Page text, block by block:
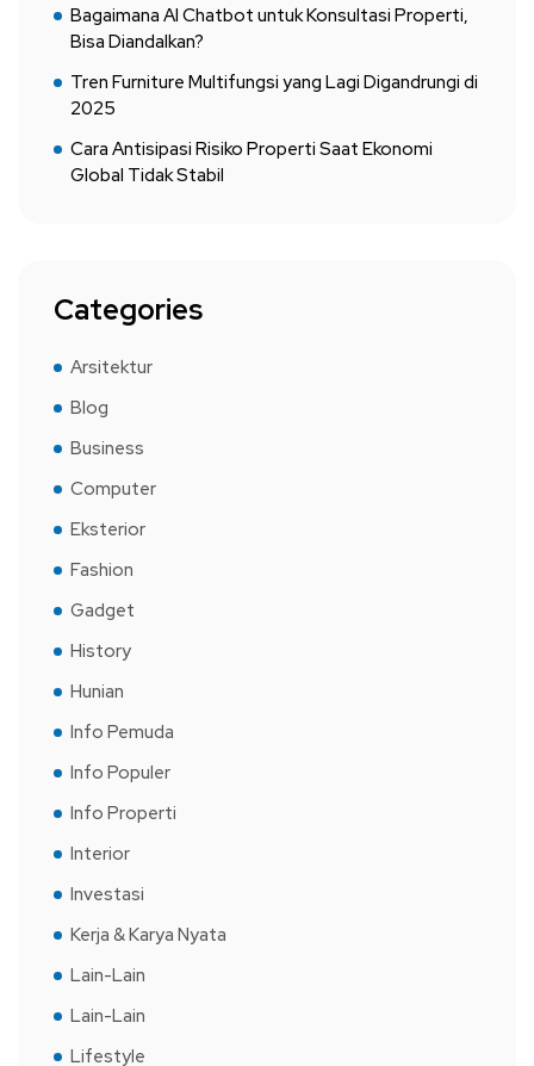
Bagaimana AI Chatbot untuk Konsultasi Properti,
Bisa Diandalkan?
Tren Furniture Multifungsi yang Lagi Digandrungi di
2025
Cara Antisipasi Risiko Properti Saat Ekonomi
Global Tidak Stabil
Categories
Arsitektur
Blog
Business
Computer
Eksterior
Fashion
Gadget
History
Hunian
Info Pemuda
Info Populer
Info Properti
Interior
Investasi
Kerja & Karya Nyata
Lain-Lain
Lain-Lain
Lifestyle